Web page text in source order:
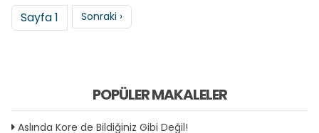
Sayfalama
Sayfa 1 Sonraki sayfa
Sonraki ›
POPÜLER MAKALELER
Aslında Kore de Bildiğiniz Gibi Değil!